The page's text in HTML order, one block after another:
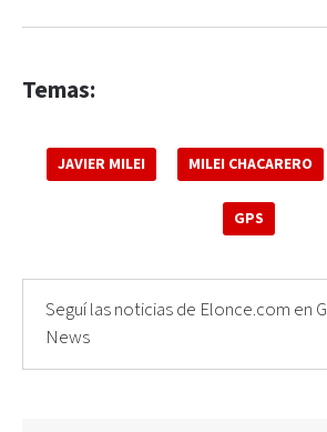
Temas:
JAVIER MILEI MILEI CHACARERO
GPS
Seguí las noticias de Elonce.com en
News